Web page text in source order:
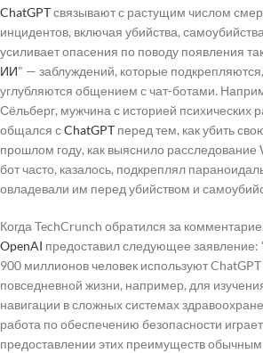
ChatGPTсвязывают с растущим числом
инцидентов, включая убийства,
усиливает опасения по поводу появления
ИИ" — заблуждений, которые
углубляются общением с чат-ботами.
Сёльберг, мужчина с историей психических
общался сChatGPT перед тем, как убить
прошлом году, как выяснило расследование
бот часто, казалось, подкреплял
овладевали им перед убийством и
Когда TechCrunch обратился за
OpenAI предоставил следующее
900 миллионов человек используют
повседневной жизни, например, для
навигации в сложных системах
работа по обеспечению безопасности
предоставлении этих преимуществ